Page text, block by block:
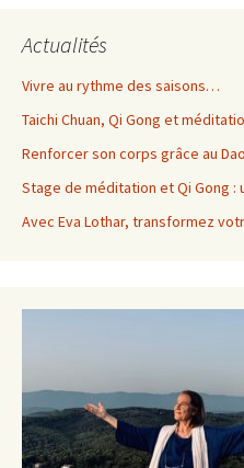
des
articles
Actualités
Vivre au rythme des saisons…
Taichi Chuan, Qi Gong et
Renforcer son corps grâce au
Stage de méditation et Qi Gong :
Avec Eva Lothar, transformez